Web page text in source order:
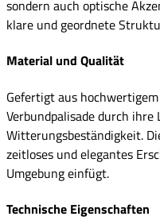
sondern auch optische
klare und geordnete
Material und Qualität
Gefertigt aus
Verbundpalisade durch
Witterungsbeständigkeit.
zeitloses und elegantes
Umgebung einfügt.
Technische Eigenschaften